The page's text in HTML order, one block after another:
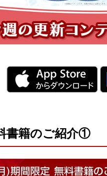
CD
書籍のご紹介①